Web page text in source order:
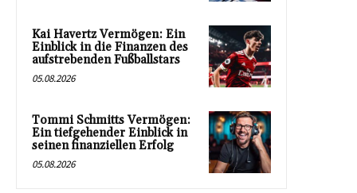
Kai Havertz Vermögen: Ein
Einblick in die Finanzen des
aufstrebenden Fußballstars
05.08.2026
Tommi Schmitts Vermögen:
Ein tiefgehender Einblick in
seinen finanziellen Erfolg
05.08.2026